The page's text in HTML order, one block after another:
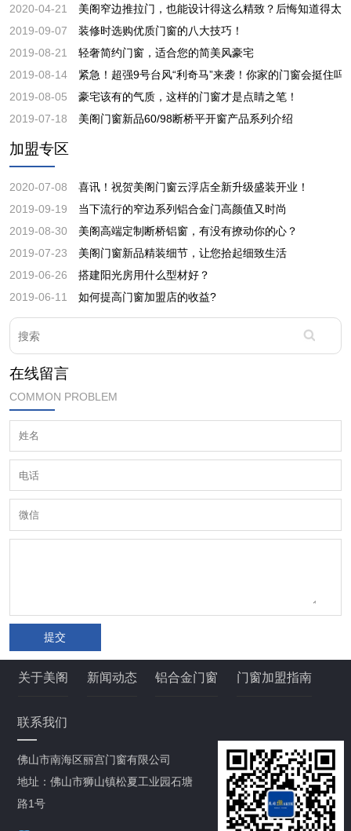
2020-04-21
美阁窄边推拉门，也能设计得这么精致？后悔知道得太
2019-09-07
装修时选购优质门窗的八大技巧！
2019-08-21
轻奢简约门窗，适合您的简美风豪宅
2019-08-14
紧急！超强9号台风“利奇马”来袭！你家的门窗会挺住吗
2019-08-05
豪宅该有的气质，这样的门窗才是点睛之笔！
2019-07-18
美阁门窗新品60/98断桥平开窗产品系列介绍
加盟专区
2020-07-08
喜讯！祝贺美阁门窗云浮店全新升级盛装开业！
2019-09-19
当下流行的窄边系列铝合金门高颜值又时尚
2019-08-30
美阁高端定制断桥铝窗，有没有撩动你的心？
2019-07-23
美阁门窗新品精装细节，让您拾起细致生活
2019-06-26
搭建阳光房用什么型材好？
2019-06-11
如何提高门窗加盟店的收益?
在线留言
COMMON PROBLEM
提交
关于美阁 新闻动态 铝合金门窗 门窗加盟指南
联系我们
佛山市南海区丽宫门窗有限公司
地址：佛山市狮山镇松夏工业园石塘
路1号